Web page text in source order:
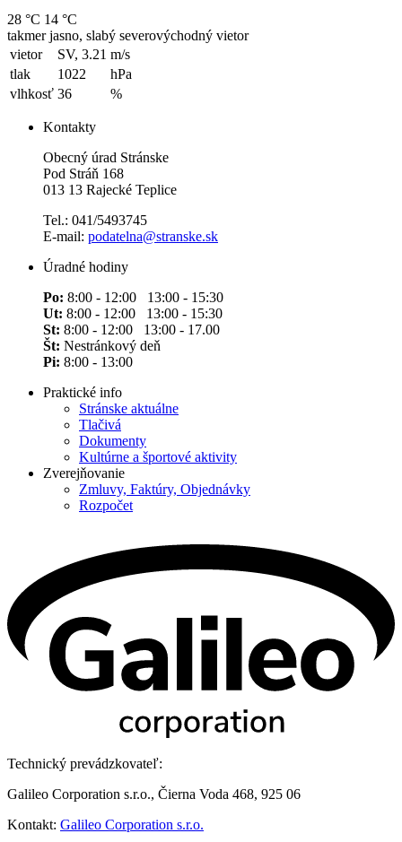
28 °C 14 °C
takmer jasno, slabý severovýchodný vietor
vietor
SV, 3.21 m/s
tlak
1022
hPa
vlhkosť 36 %
Kontakty
Obecný úrad Stránske
Pod Stráň 168
013 13 Rajecké Teplice
Tel.: 041/5493745
E-mail: podatelna@stranske.sk
Úradné hodiny
Po: 8:00 - 12:00 13:00 - 15:30
Ut: 8:00 - 12:00 13:00 - 15:30
St: 8:00 - 12:00 13:00 - 17.00
Št: Nestránkový deň
Pi: 8:00 - 13:00
Praktické info
Stránske aktuálne
Tlačivá
Dokumenty
Kultúrne a športové aktivity
Zverejňovanie
Zmluvy, Faktúry, Objednávky
Rozpočet
Technický prevádzkovateľ:
Galileo Corporation s.r.o., Čierna Voda 468, 925 06
Kontakt: Galileo Corporation s.r.o.